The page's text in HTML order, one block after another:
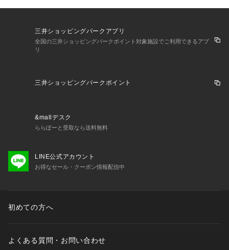
三井ショッピングパークアプリ
全国の三井ショッピングパークポイント対象施設でご利用できるアプ
リ
三井ショッピングパークポイント
&mallデスク
ららぽーと受取なら送料無料
LINE公式アカウント
お得なセール・クーポン情報配信中
初めての方へ
よくある質問・お問い合わせ